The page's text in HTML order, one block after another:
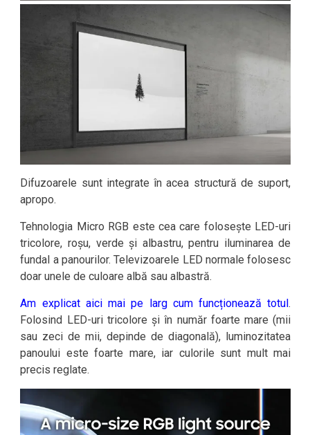
Difuzoarele sunt integrate în acea structură de suport,
apropo.
Tehnologia Micro RGB este cea care folosește LED-uri
tricolore, roșu, verde și albastru, pentru iluminarea de
fundal a panourilor. Televizoarele LED normale folosesc
doar unele de culoare albă sau albastră.
Am explicat aici mai pe larg cum funcționează totul.
Folosind LED-uri tricolore și în număr foarte mare (mii
sau zeci de mii, depinde de diagonală), luminozitatea
panoului este foarte mare, iar culorile sunt mult mai
precis reglate.